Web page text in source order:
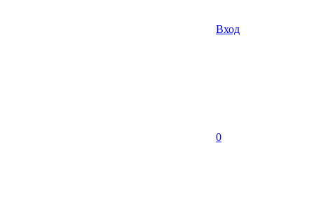
Вход
0